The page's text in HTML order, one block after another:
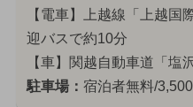
【電車】上越線「上越国
迎バスで約10分
【車】関越自動車道「塩
駐車場： 宿泊者無料/